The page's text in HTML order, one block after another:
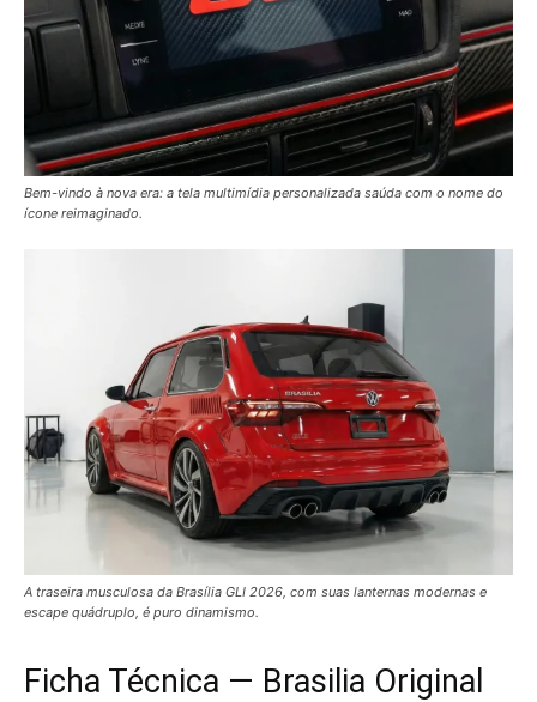
Bem-vindo à nova era: a tela multimídia personalizada saúda com o nome do
ícone reimaginado.
A traseira musculosa da Brasília GLI 2026, com suas lanternas modernas e
escape quádruplo, é puro dinamismo.
Ficha Técnica — Brasilia Original